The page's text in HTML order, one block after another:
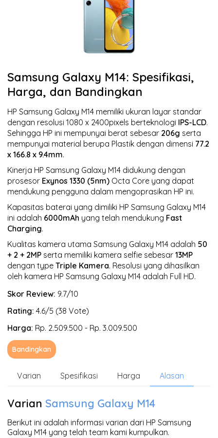
Samsung Galaxy M14: Spesifikasi,
Harga, dan Bandingkan
HP Samsung Galaxy M14 memiliki ukuran layar standar
dengan resolusi 1080 x 2400pixels berteknologi IPS-LCD.
Sehingga HP ini mempunyai berat sebesar 206g serta
mempunyai material berupa Plastik dengan dimensi 77.2
x 166.8 x 9.4mm.
Kinerja HP Samsung Galaxy M14 didukung dengan
prosesor Exynos 1330 (5nm) Octa Core yang dapat
mendukung pengguna dalam mengoprasikan HP ini.
Kapasitas baterai yang dimiliki HP Samsung Galaxy M14
ini adalah 6000mAh yang telah mendukung Fast
Charging.
Kualitas kamera utama Samsung Galaxy M14 adalah 50
+ 2 + 2MP serta memiliki kamera selfie sebesar 13MP
dengan type Triple Kamera. Resolusi yang dihasilkan
oleh kamera HP Samsung Galaxy M14 adalah Full HD.
Skor Review: 9.7/10
Rating: 4.6/5 (38 Vote)
Harga: Rp. 2.509.500 - Rp. 3.009.500
Bandingkan
Varian Spesifikasi Harga Alasan
Varian Samsung Galaxy M14
Berikut ini adalah informasi varian dari HP Samsung
Galaxy M14 yang telah team kami kumpulkan.